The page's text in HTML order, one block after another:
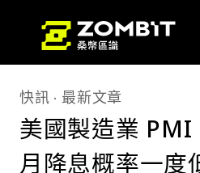
快訊 最新文章
美國製造業 PMI
月降息概率一度